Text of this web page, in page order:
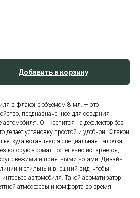
Добавить в корзину
в флаконе объемом 8 мл. — это
предназначенное для создания
автомобиля. Он крепится на дефлектор без
делает установку простой и удобной. Флакон
куда вставляется специальная палочка
которую аромат постепенно испаряется,
свежими и приятными нотами. Дизайн
и стильный внешний вид, чтобы
автомобиля. Такой ароматизатор
атмосферы и комфорта во время